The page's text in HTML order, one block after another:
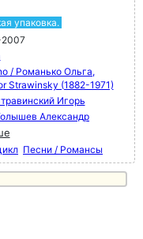
упаковка.
/ Романько Ольга,
Strawinsky (1882-1971)
Игорь
Александр
Песни / Романсы